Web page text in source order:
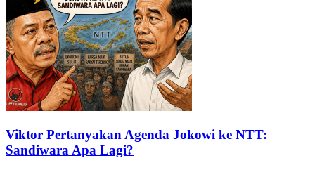
Viktor Pertanyakan Agenda Jokowi ke NTT:
Sandiwara Apa Lagi?